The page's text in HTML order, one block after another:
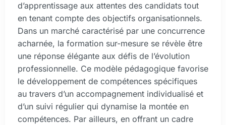
d’apprentissage aux attentes des candidats tout
en tenant compte des objectifs organisationnels.
Dans un marché caractérisé par une concurrence
acharnée, la formation sur-mesure se révèle être
une réponse élégante aux défis de l’évolution
professionnelle. Ce modèle pédagogique favorise
le développement de compétences spécifiques
au travers d’un accompagnement individualisé et
d’un suivi régulier qui dynamise la montée en
compétences. Par ailleurs, en offrant un cadre